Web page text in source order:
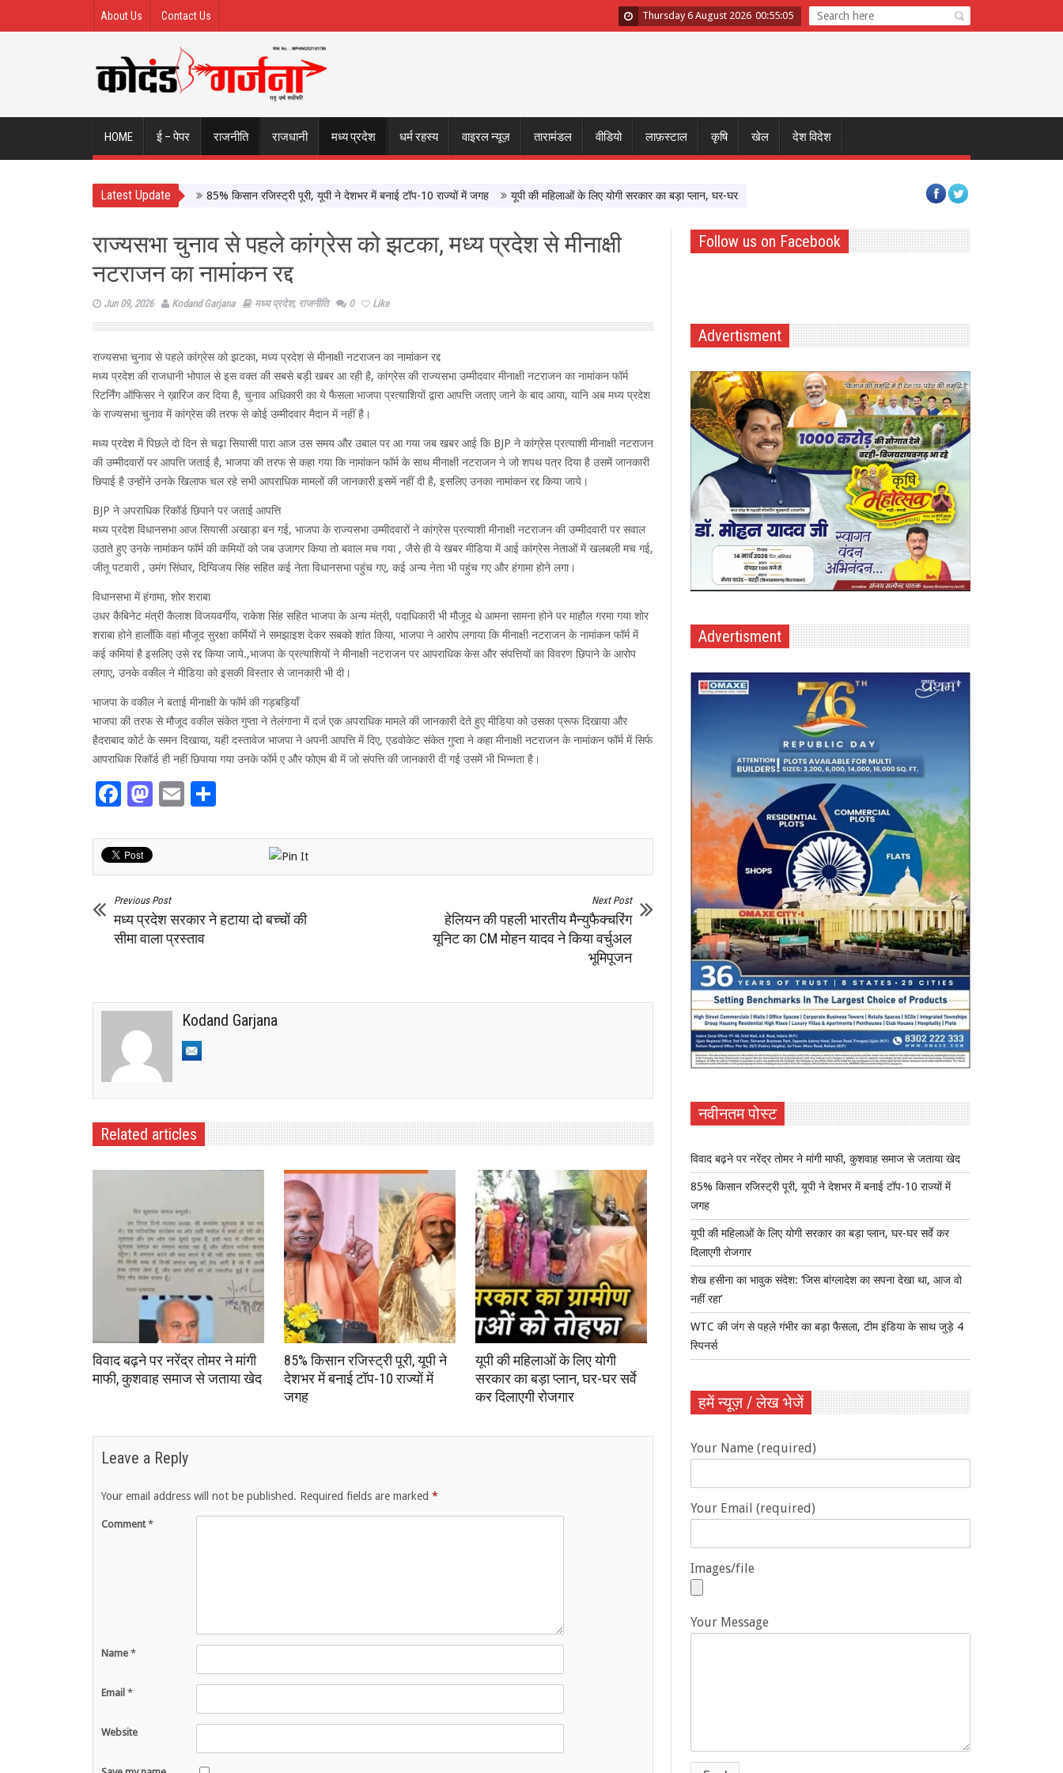
About Us Contact Us Thursday 6 August 2026 00:55:06
HOME ई – पेपर राजनीति राजधानी मध्य प्रदेश धर्म रहस्य वाइरल न्यूज़ तारामंडल वीडियो लाफ़स्टाल कृषि खेल देश विदेश
Latest Update 85% किसान रजिस्ट्री पूरी, यूपी ने देशभर में बनाई टॉप-10 राज्यों में जगह यूपी की महिलाओं के लिए योगी सरकार का बड़ा प्लान, घर-घर सर्वे कर दिलाएगी रोजगार शेख हसीना का भावुक संदेश: ‘जिस बांग्लादेश का सपना देखा
राज्यसभा चुनाव से पहले कांग्रेस को झटका, मध्य प्रदेश से मीनाक्षी
नटराजन का नामांकन रद्द
Jun 09, 2026 Kodand Garjana मध्य प्रदेश, राजनीति 0 Like
राज्यसभा चुनाव से पहले कांग्रेस को झटका, मध्य प्रदेश से मीनाक्षी नटराजन का नामांकन रद्द
मध्य प्रदेश की राजधानी भोपाल से इस वक्त की सबसे बड़ी खबर आ रही है, कांग्रेस की राज्यसभा उम्मीदवार मीनाक्षी नटराजन का नामांकन फॉर्म
रिटर्निंग ऑफिसर ने ख़ारिज कर दिया है, चुनाव अधिकारी का ये फैसला भाजपा प्रत्याशियों द्वारा आपत्ति जताए जाने के बाद आया, यानि अब मध्य प्रदेश
के राज्यसभा चुनाव में कांग्रेस की तरफ से कोई उम्मीदवार मैदान में नहीं है।
मध्य प्रदेश में पिछले दो दिन से चढ़ा सियासी पारा आज उस समय और उबाल पर आ गया जब खबर आई कि BJP ने कांग्रेस प्रत्याशी मीनाक्षी नटराजन
की उम्मीदवारों पर आपत्ति जताई है, भाजपा की तरफ से कहा गया कि नामांकन फॉर्म के साथ मीनाक्षी नटराजन ने जो शपथ पत्र दिया है उसमें जानकारी
छिपाई है उन्होंने उनके खिलाफ चल रहे सभी आपराधिक मामलों की जानकारी इसमें नहीं दी है, इसलिए उनका नामांकन रद्द किया जाये।
BJP ने अपराधिक रिकॉर्ड छिपाने पर जताई आपत्ति
मध्य प्रदेश विधानसभा आज सियासी अखाड़ा बन गई, भाजपा के राज्यसभा उम्मीदवारों ने कांग्रेस प्रत्याशी मीनाक्षी नटराजन की उम्मीदवारी पर सवाल
उठाते हुए उनके नामांकन फॉर्म की कमियों को जब उजागर किया तो बवाल मच गया , जैसे ही ये खबर मीडिया में आई कांग्रेस नेताओं में खलबली मच गई,
जीतू पटवारी , उमंग सिंघार, दिग्विजय सिंह सहित कई नेता विधानसभा पहुंच गए, कई अन्य नेता भी पहुंच गए और हंगामा होने लगा।
विधानसभा में हंगामा, शोर शराबा
उधर कैबिनेट मंत्री कैलाश विजयवर्गीय, राकेश सिंह सहित भाजपा के अन्य मंत्री, पदाधिकारी भी मौजूद थे आमना सामना होने पर माहौल गरमा गया शोर
शराबा होने हालाँकि वहां मौजूद सुरक्षा कर्मियों ने समझाइश देकर सबको शांत किया, भाजपा ने आरोप लगाया कि मीनाक्षी नटराजन के नामांकन फॉर्म में
कई कमियां है इसलिए उसे रद्द किया जाये.,भाजपा के प्रत्याशियों ने मीनाक्षी नटराजन पर आपराधिक केस और संपत्तियों का विवरण छिपाने के आरोप
लगाए, उनके वकील ने मीडिया को इसकी विस्तार से जानकारी भी दी।
भाजपा के वकील ने बताई मीनाक्षी के फॉर्म की गड़बड़ियाँ
भाजपा की तरफ से मौजूद वकील संकेत गुप्ता ने तेलंगाना में दर्ज एक अपराधिक मामले की जानकारी देते हुए मीडिया को उसका प्रूफ दिखाया और
हैदराबाद कोर्ट के समन दिखाया, यही दस्तावेज भाजपा ने अपनी आपत्ति में दिए, एडवोकेट संकेत गुप्ता ने कहा मीनाक्षी नटराजन के नामांकन फॉर्म में सिर्फ
आपराधिक रिकॉर्ड ही नहीं छिपाया गया उनके फॉर्म ए और फोएम बी में जो संपत्ति की जानकारी दी गई उसमें भी भिन्नता है।
Facebook
Mastodon
Email
Previous Post
मध्य प्रदेश सरकार ने हटाया दो बच्चों की
सीमा वाला प्रस्ताव
Next Post
हेलियन की पहली भारतीय मैन्युफैक्चरिंग
यूनिट का CM मोहन यादव ने किया वर्चुअल
भूमिपूजन
Kodand Garjana
Related articles
विवाद बढ़ने पर नरेंद्र तोमर ने मांगी
माफी, कुशवाह समाज से जताया खेद
85% किसान रजिस्ट्री पूरी, यूपी ने
देशभर में बनाई टॉप-10 राज्यों में
जगह
यूपी की महिलाओं के लिए योगी
सरकार का बड़ा प्लान, घर-घर सर्वे
कर दिलाएगी रोजगार
Leave a Reply
Your email address will not be published. Required fields are marked *
Comment*
Name *
Email *
Website
Follow us on Facebook
Advertisment
Advertisment
नवीनतम पोस्ट
विवाद बढ़ने पर नरेंद्र तोमर ने मांगी माफी, कुशवाह समाज से जताया खेद
85% किसान रजिस्ट्री पूरी, यूपी ने देशभर में बनाई टॉप-10 राज्यों में
जगह
यूपी की महिलाओं के लिए योगी सरकार का बड़ा प्लान, घर-घर सर्वे कर
दिलाएगी रोजगार
शेख हसीना का भावुक संदेश: ‘जिस बांग्लादेश का सपना देखा था, आज वो
नहीं रहा’
WTC की जंग से पहले गंभीर का बड़ा फैसला, टीम इंडिया के साथ जुड़े 4
स्पिनर्स
हमें न्यूज़ / लेख भेजें
Your Name (required)
Your Email (required)
Images/file
Your Message